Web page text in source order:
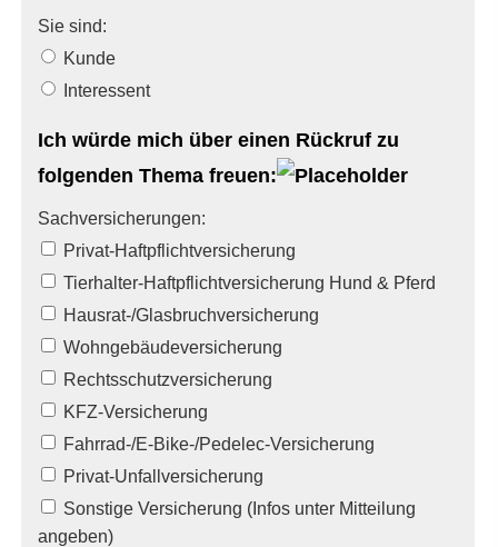
Sie sind:
Kunde
Interessent
Ich würde mich über einen Rückruf zu
folgenden Thema freuen:
Sachversicherungen:
Privat-Haft­pflichtversicherung
Tierhalter-Haft­pflichtversicherung Hund & Pferd
Hausrat-/Glasbruchversicherung
Wohngebäudeversicherung
Rechts­schutz­ver­si­che­rung
KFZ-Versicherung
Fahrrad-/E-Bike-/Pedelec-Versicherung
Privat-Unfall­ver­si­che­rung
Sonstige Versicherung (Infos unter Mitteilung
angeben)